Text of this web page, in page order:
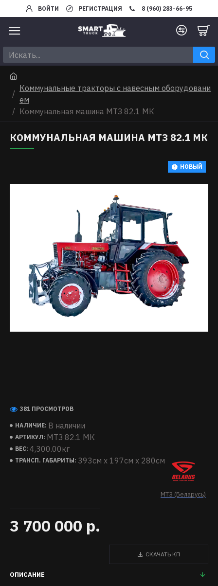
ВОЙТИ РЕГИСТРАЦИЯ 8 (960) 283-66-95
Коммунальные тракторы с навесным оборудовани
ем
Коммунальная машина МТЗ 82.1 МК
КОММУНАЛЬНАЯ МАШИНА МТЗ 82.1 МК
НОВЫЙ
НАЛИЧИЕ: В наличии
АРТИКУЛ: МТЗ 82.1 МК
ВЕС: 4,300.00кг
ТРАНСП. ГАБАРИТЫ: 393см x 197см x 280см
МТЗ (Беларусь)
381 ПРОСМОТРОВ
3 700 000 р.
СКАЧАТЬ КП
ОПИСАНИЕ